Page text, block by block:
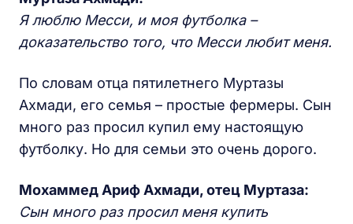
Я люблю Месси, и моя футболка –
доказательство того, что Месси любит меня.
По словам отца пятилетнего Муртазы
Ахмади, его семья – простые фермеры. Сын
много раз просил купил ему настоящую
футболку. Но для семьи это очень дорого.
Мохаммед Ариф Ахмади, отец Муртаза:
Сын много раз просил меня купить